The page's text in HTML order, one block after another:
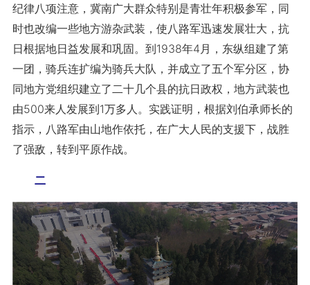
纪律八项注意，冀南广大群众特别是青壮年积极参军，同
时也改编一些地方游杂武装，使八路军迅速发展壮大，抗
日根据地日益发展和巩固。到1938年4月，东纵组建了第
一团，骑兵连扩编为骑兵大队，并成立了五个军分区，协
同地方党组织建立了二十几个县的抗日政权，地方武装也
由500来人发展到1万多人。实践证明，根据刘伯承师长的
指示，八路军由山地作依托，在广大人民的支援下，战胜
了强敌，转到平原作战。
二